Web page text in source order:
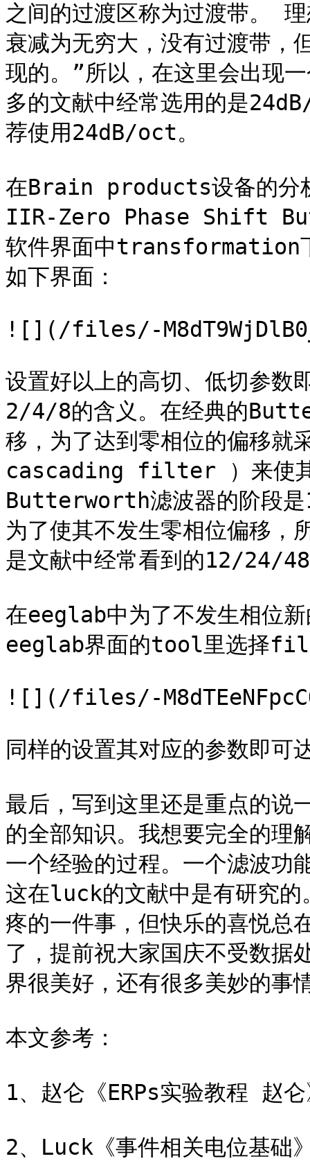
之间的过渡区称为过渡带。
衰减为无穷大，没有过渡带，
现的。”所以，在这里会出现
多的文献中经常选用的是
荐使用24dB/oct。
在Brain products设备的分
IIR-Zero Phase Shift
软件界面中
如下界面：
![](/files/-
设置好以上的高切、低切参
2/4/8的含义。在经典的
移，为了达到零相位的偏移
cascading filter ）来使其
Butterworth滤波器的阶段
为了使其不发生零相位偏移
是文献中经常看到的12/24/
在eeglab中为了不发生相位
eeglab界面的tool里选择
![](/files/-
同样的设置其对应的参数即可
最后，写到这里还是重点的说
的全部知识。我想要完全的理
一个经验的过程。一个滤波功
这在luck的文献中是有研究的
疼的一件事，但快乐的喜悦总
了，提前祝大家国庆不受数据
界很美好，还有很多美妙的事
本文参考：
1、赵仑《ERPs实验教程 赵
2、Luck《事件相关电位基础